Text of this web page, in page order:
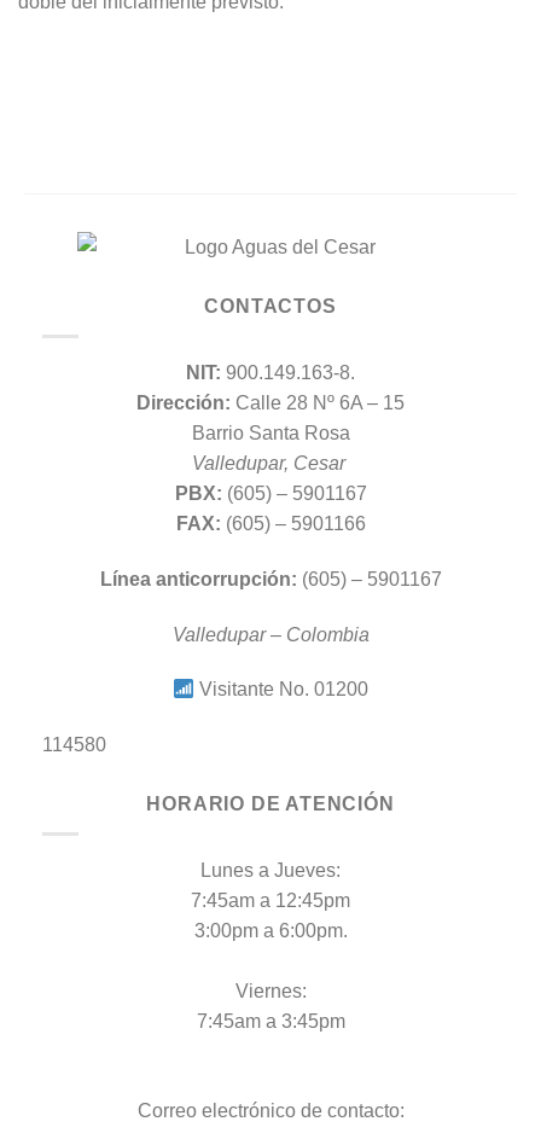
CONTACTOS
NIT: 900.149.163-8.
Dirección: Calle 28 Nº 6A – 15
Barrio Santa Rosa
Valledupar, Cesar
PBX: (605) – 5901167
FAX: (605) – 5901166
Línea anticorrupción: (605) – 5901167
Valledupar – Colombia
Visitante No. 01200
114580
HORARIO DE ATENCIÓN
Lunes a Jueves:
7:45am a 12:45pm
3:00pm a 6:00pm.
Viernes:
7:45am a 3:45pm
Correo electrónico de contacto: